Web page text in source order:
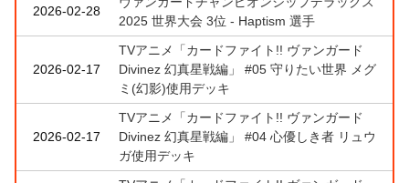
2026-02-28
2025 世界大会 3位 - Haptism 選手
2026-02-17
TVアニメ「カードファイト!! ヴァンガード
Divinez 幻真星戦編」 #05 守りたい世界 メグ
ミ(幻影)使用デッキ
2026-02-17
TVアニメ「カードファイト!! ヴァンガード
Divinez 幻真星戦編」 #04 心優しき者 リュウ
ガ使用デッキ